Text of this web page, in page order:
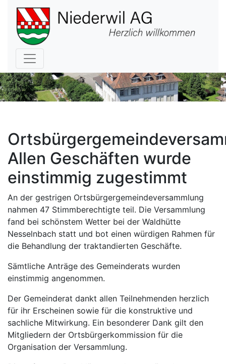
Hauptnavigation
Allen Geschäften wurde
einstimmig zugestimmt
An der gestrigen Ortsbürgergemeindeversammlung
nahmen 47 Stimmberechtigte teil. Die Versammlung
fand bei schönstem Wetter bei der Waldhütte
Nesselnbach statt und bot einen würdigen Rahmen für
die Behandlung der traktandierten Geschäfte.
Sämtliche Anträge des Gemeinderats wurden
einstimmig angenommen.
Der Gemeinderat dankt allen Teilnehmenden herzlich
für ihr Erscheinen sowie für die konstruktive und
sachliche Mitwirkung. Ein besonderer Dank gilt den
Mitgliedern der Ortsbürgerkommission für die
Organisation der Versammlung.